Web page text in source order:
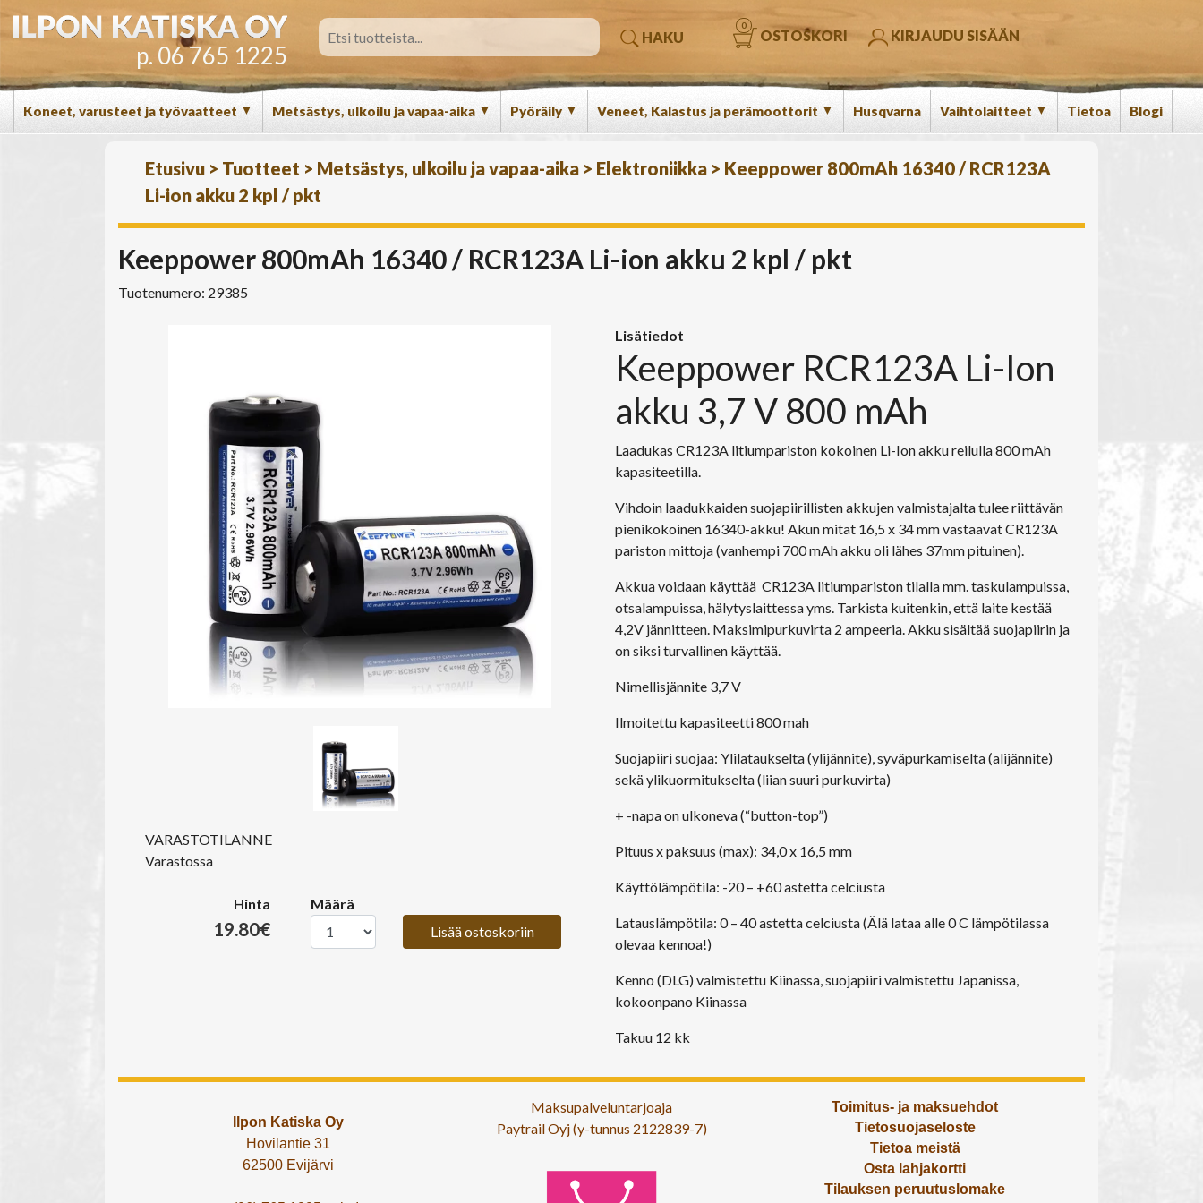
p. 06 765 1225
HAKU OSTOSKORI
0
KIRJAUDU SISÄÄN
Koneet, varusteet ja työvaatteet ▼ Metsästys, ulkoilu ja vapaa-aika ▼ Pyöräily ▼ Veneet, Kalastus ja perämoottorit ▼ Husqvarna Vaihtolaitteet ▼ Tietoa Blogi
Etusivu > Tuotteet > Metsästys, ulkoilu ja vapaa-aika > Elektroniikka > Keeppower 800mAh 16340 / RCR123A
Li-ion akku 2 kpl / pkt
Keeppower 800mAh 16340 / RCR123A Li-ion akku 2 kpl / pkt
Tuotenumero: 29385
VARASTOTILANNE
Varastossa
Hinta
19.80€
Määrä
Lisää ostoskoriin
Lisätiedot
Keeppower RCR123A Li-Ion
akku 3,7 V 800 mAh
Laadukas CR123A litiumpariston kokoinen Li-Ion akku reilulla 800 mAh
kapasiteetilla.
Vihdoin laadukkaiden suojapiirillisten akkujen valmistajalta tulee riittävän
pienikokoinen 16340-akku! Akun mitat 16,5 x 34 mm vastaavat CR123A
pariston mittoja (vanhempi 700 mAh akku oli lähes 37mm pituinen).
Akkua voidaan käyttää CR123A litiumpariston tilalla mm. taskulampuissa,
otsalampuissa, hälytyslaittessa yms. Tarkista kuitenkin, että laite kestää
4,2V jännitteen. Maksimipurkuvirta 2 ampeeria. Akku sisältää suojapiirin ja
on siksi turvallinen käyttää.
Nimellisjännite 3,7 V
Ilmoitettu kapasiteetti 800 mah
Suojapiiri suojaa: Ylilataukselta (ylijännite), syväpurkamiselta (alijännite)
sekä ylikuormitukselta (liian suuri purkuvirta)
+ -napa on ulkoneva (“button-top”)
Pituus x paksuus (max): 34,0 x 16,5 mm
Käyttölämpötila: -20 – +60 astetta celciusta
Latauslämpötila: 0 – 40 astetta celciusta (Älä lataa alle 0 C lämpötilassa
olevaa kennoa!)
Kenno (DLG) valmistettu Kiinassa, suojapiiri valmistettu Japanissa,
kokoonpano Kiinassa
Takuu 12 kk
Ilpon Katiska Oy
Hovilantie 31
62500 Evijärvi
Maksupalveluntarjoaja
Paytrail Oyj (y-tunnus 2122839-7)
Toimitus- ja maksuehdot
Tietosuojaseloste
Tietoa meistä
Osta lahjakortti
Tilauksen peruutuslomake